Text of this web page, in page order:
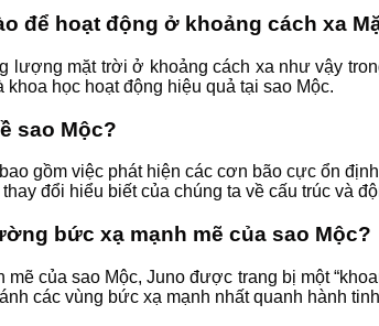
để hoạt động ở khoảng cách xa
lượng mặt trời ở khoảng cách xa như vậy
học hoạt động hiệu quả tại sao Mộc.
sao Mộc?
gồm việc phát hiện các cơn bão cực ổn
đổi hiểu biết của chúng ta về cấu trúc và
bức xạ mạnh mẽ của sao Mộc?
của sao Mộc, Juno được trang bị một
các vùng bức xạ mạnh nhất quanh hành